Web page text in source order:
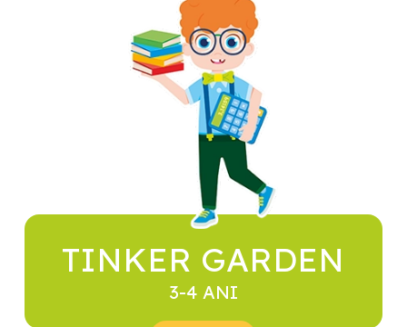
TINKER GARDEN
3-4 ANI